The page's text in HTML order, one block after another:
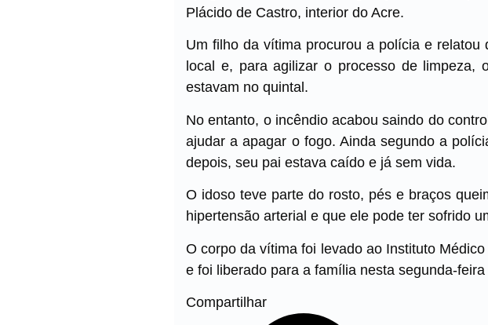
Plácido de Castro, interior do Acre.
Um filho da vítima procurou a polícia e
local e, para agilizar o processo de
estavam no quintal.
No entanto, o incêndio acabou saindo do
ajudar a apagar o fogo. Ainda segundo a
depois, seu pai estava caído e já sem vida.
O idoso teve parte do rosto, pés e braços
hipertensão arterial e que ele pode ter sofrido
O corpo da vítima foi levado ao Instituto
e foi liberado para a família nesta segunda-
Compartilhar